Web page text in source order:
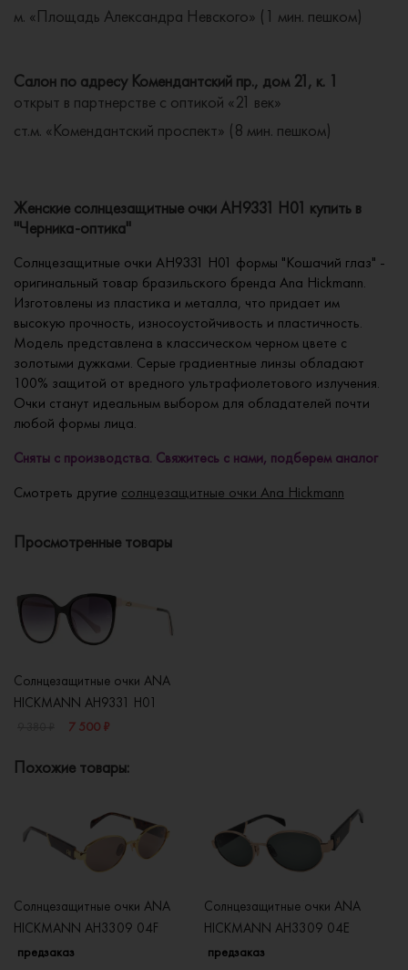
м. «Площадь Александра Невского» (1 мин. пешком)
Салон по адресу Комендантский пр., дом 21, к. 1
открыт в партнерстве с оптикой «21 век»
ст.м. «Комендантский проспект» (8 мин. пешком)
Женские солнцезащитные очки AH9331 H01 купить в
"Черника-оптика"
Солнцезащитные очки AH9331 H01 формы "Кошачий глаз" -
оригинальный товар бразильского бренда Ana Hickmann.
Изготовлены из пластика и металла, что придает им
высокую прочность, износоустойчивость и пластичность.
Модель представлена в классическом черном цвете с
золотыми дужками. Серые градиентные линзы обладают
100% защитой от вредного ультрафиолетового излучения.
Очки станут идеальным выбором для обладателей почти
любой формы лица.
Сняты с производства. Свяжитесь с нами, подберем аналог
Смотреть другие солнцезащитные очки Ana Hickmann
Просмотренные товары
Солнцезащитные очки ANA
HICKMANN AH9331 H01
7 500 ₽
Похожие товары:
Солнцезащитные очки ANA
HICKMANN AH3309 04F
предзаказ
Солнцезащитные очки ANA
HICKMANN AH3309 04E
предзаказ